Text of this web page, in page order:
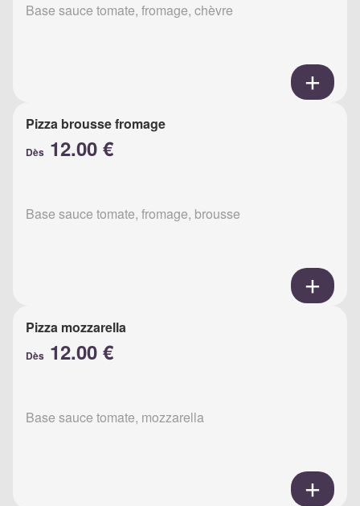
Base sauce tomate, fromage, chèvre
Pizza brousse fromage
Dès 12.00 €
Base sauce tomate, fromage, brousse
Pizza mozzarella
Dès 12.00 €
Base sauce tomate, mozzarella